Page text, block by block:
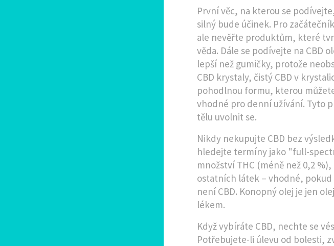
První věc, na kterou se
silný bude účinek. Pro
ale nevěřte produktům, které
věda. Dále se podívejte na CBD
lepší než gumičky, protože
CBD krystaly, čistý CBD v
pohodlnou formu, kterou
vhodné pro denní užívání. Tyto
tělu uvolnit se.
Nikdy nekupujte CBD bez
hledejte termíny jako "full-
množství THC (méně než 0,2
ostatních látek – vhodné,
není CBD. Konopný olej je jen
lékem.
Když vybíráte CBD, nechte se
Potřebujete-li úlevu od bolesti,